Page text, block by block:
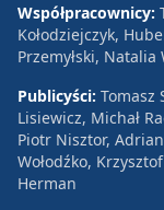
Współpracownicy:
Kołodziejczyk,
Przemyłski,
Publicyści: Tomasz
Lisiewicz, Michał
Piotr Nisztor,
Wołodźko,
Herman